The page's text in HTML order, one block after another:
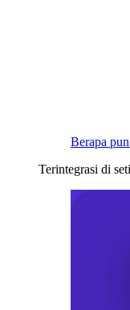
Berapa
Terintegrasi di